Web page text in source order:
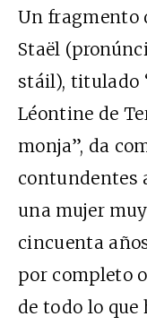
Un fragmento
Staël
stáil), titulado
Léontine de
monja”, da
contundentes
una mujer
cincuenta
por completo
de todo lo que